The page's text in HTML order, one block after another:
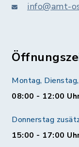
info@amt-
Montag,
08:00 - 12:00
Donnerstag
15:00 - 17:00